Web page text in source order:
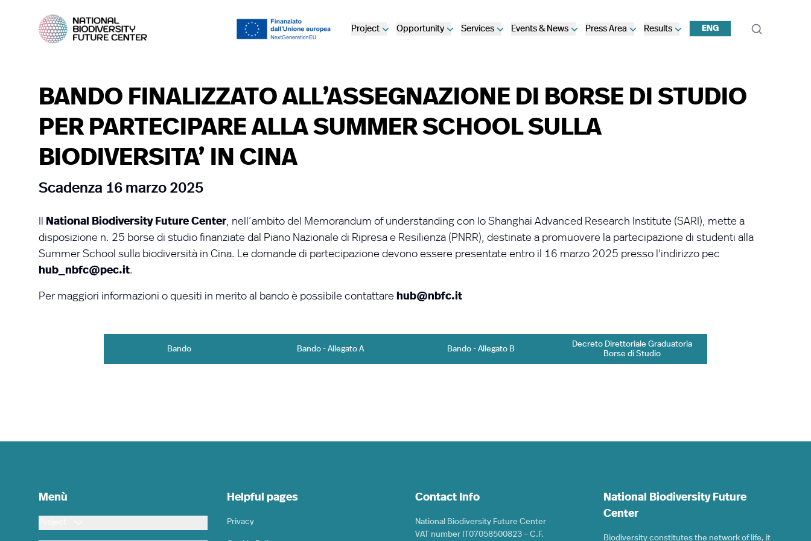
Project Opportunity Services Events & News Press Area Results ENG
BANDO FINALIZZATO ALL’ASSEGNAZIONE DI BORSE DI STUDIO
PER PARTECIPARE ALLA SUMMER SCHOOL SULLA
BIODIVERSITA’ IN CINA
Scadenza 16 marzo 2025
National Biodiversity Future Center, nell’ambito del Memorandum of understanding con lo Shanghai Advanced Research Institute (SARI), mette a
disposizione n. 25 borse di studio finanziate dal Piano Nazionale di Ripresa e Resilienza (PNRR), destinate a promuovere la partecipazione di studenti alla
Summer School sulla biodiversità in Cina. Le domande di partecipazione devono essere presentate entro il 16 marzo 2025 presso l'indirizzo pec
hub_nbfc@pec.it.
Per maggiori informazioni o quesiti in merito al bando è possibile contattare hub@nbfc.it
Bando Bando - Allegato A Bando - Allegato B
Decreto Direttoriale Graduatoria
Borse di Studio
Menù Helpful pages
Privacy
Contact Info
National Biodiversity Future Center
VAT number IT07058500823 – C.F.
National Biodiversity Future
Center
Biodiversity constitutes the network of life, it